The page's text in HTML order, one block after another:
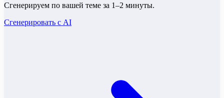
Сгенерируем по вашей теме за 1–2 минуты.
Сгенерировать с AI